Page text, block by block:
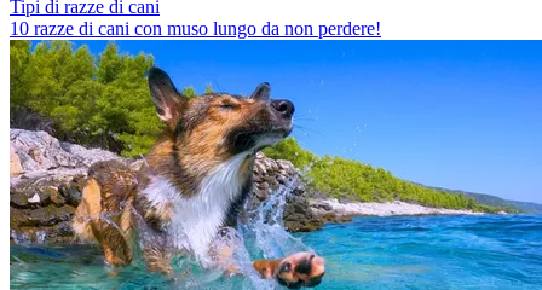
Tipi di razze di cani
10 razze di cani con muso lungo da non perdere!